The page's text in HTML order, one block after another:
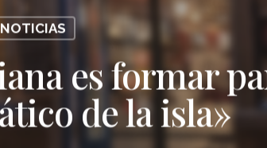
NOTICIAS
es formar
de la isla»